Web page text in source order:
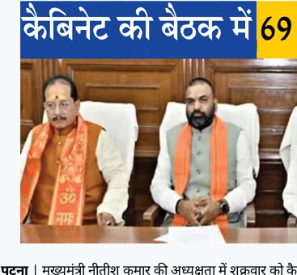
पटना| मुख्यमंत्री नीतीश कुमार की अध्यक्षता में शुक्रवार